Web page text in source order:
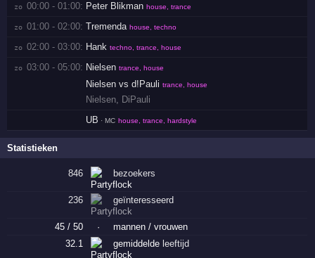
zo 00:00 - 01:00: Peter Blikman house, trance
zo 01:00 - 02:00: Tremenda house, techno
zo 02:00 - 03:00: Hank techno, trance, house
zo 03:00 - 05:00: Nielsen trance, house
Nielsen vs d!Pauli trance, house
Nielsen
DiPauli
UB · MC house, trance, hardstyle
Statistieken
846 bezoekers
236 geïnteresseerd
45 / 50 ·
mannen / vrouwen
32.1
gemiddelde leeftijd